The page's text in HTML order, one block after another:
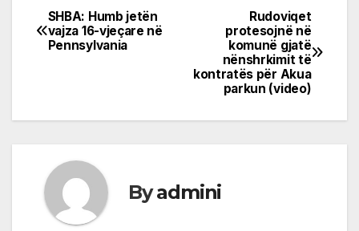
Post
navigation
Rudoviqet
protesojnë në
komunë gjatë
nënshrkimit të
kontratës për Akua
parkun (video)
SHBA: Humb jetën
vajza 16-vjeçare në
Pennsylvania
Byadmini